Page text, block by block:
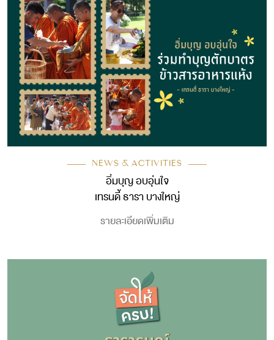
NEWS & ACTIVITIES
อิ่มบุญ อบอุ่นใจ
เทรนดี้ ธารา บางใหญ่
รายละเอียดเพิ่มเติม